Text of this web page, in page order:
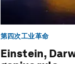
第四次工业革命
Einstein,